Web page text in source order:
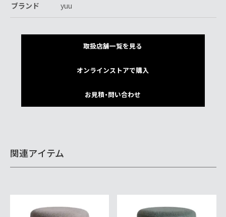
ブランド yuu
取扱店舗一覧を見る
オンラインストアで購入
お見積・問い合わせ
関連アイテム